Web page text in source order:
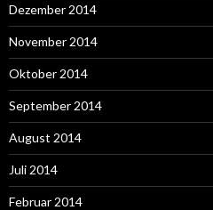
Dezember 2014
November 2014
Oktober 2014
September 2014
August 2014
Juli 2014
Februar 2014